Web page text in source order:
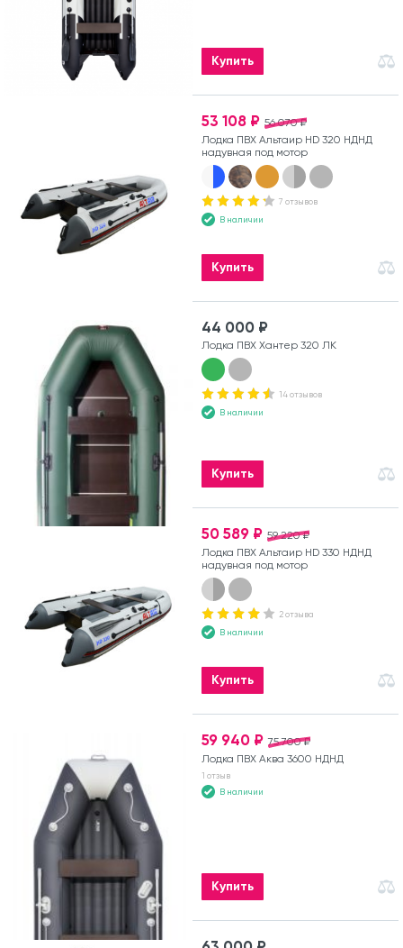
Купить
56 070 ₽
53 108 ₽
Лодка ПВХ Альтаир HD 320 НДНД
надувная под мотор
7 отзывов
В наличии
Купить
44 000 ₽
Лодка ПВХ Хантер 320 ЛК
14 отзывов
В наличии
Купить
59 220 ₽
50 589 ₽
Лодка ПВХ Альтаир HD 330 НДНД
надувная под мотор
2 отзыва
В наличии
Купить
75 700 ₽
59 940 ₽
Лодка ПВХ Аква 3600 НДНД
1 отзыв
В наличии
Купить